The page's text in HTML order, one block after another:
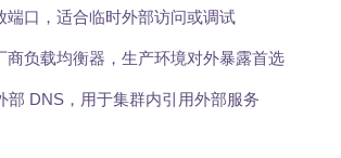
端口，适合临时外部访问或调试
商负载均衡器，生产环境对外暴露首选
部 DNS，用于集群内引用外部服务